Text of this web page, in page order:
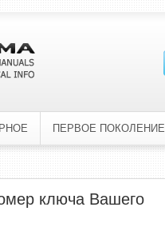
ПЕРВОЕ ПОКОЛЕНИЕ
ключа Вашего